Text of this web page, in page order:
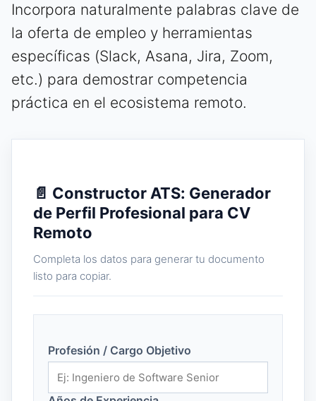
Incorpora naturalmente palabras clave de
la oferta de empleo y herramientas
específicas (Slack, Asana, Jira, Zoom,
etc.) para demostrar competencia
práctica en el ecosistema remoto.
📄 Constructor ATS: Generador
de Perfil Profesional para CV
Remoto
Completa los datos para generar tu documento
listo para copiar.
Profesión / Cargo Objetivo